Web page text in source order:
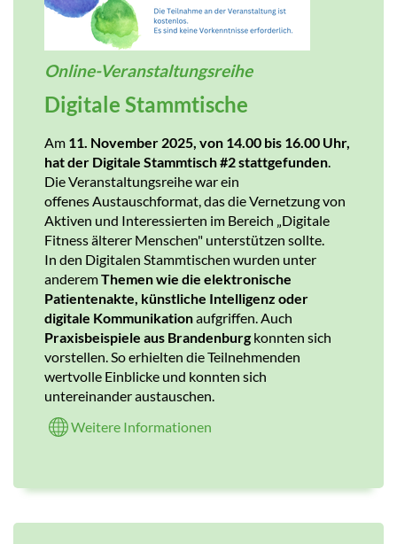
Online-Veranstaltungsreihe
Digitale Stammtische
Am 11. November 2025, von 14.00 bis 16.00 Uhr,
hat der Digitale Stammtisch #2 stattgefunden.
Die Veranstaltungsreihe war ein
offenes Austauschformat, das die Vernetzung von
Aktiven und Interessierten im Bereich „Digitale
Fitness älterer Menschen" unterstützen sollte.
In den Digitalen Stammtischen wurden unter
anderemThemen wie die elektronische
Patientenakte, künstliche Intelligenz oder
digitale Kommunikationaufgriffen. Auch
Praxisbeispiele aus Brandenburg konnten sich
vorstellen. So erhielten die Teilnehmenden
wertvolle Einblicke und konnten sich
untereinander austauschen.
Weitere Informationen